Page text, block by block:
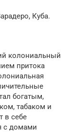
Куба.
колониальный
притока
богатым,
табаком и
в себе
с домами